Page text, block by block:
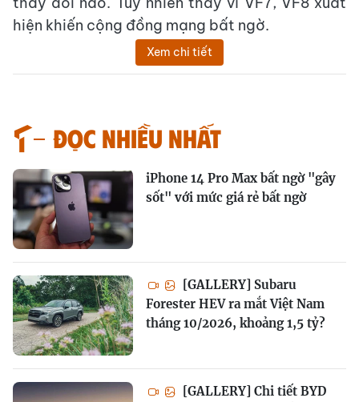
hiện khiến cộng đồng mạng bất ngờ.
Xem chi tiết
Đọc nhiều nhất
iPhone 14 Pro Max bất ngờ "gây
sốt" với mức giá rẻ bất ngờ
[GALLERY] Subaru
Forester HEV ra mắt Việt Nam
tháng 10/2026, khoảng 1,5 tỷ?
[GALLERY] Chi tiết BYD